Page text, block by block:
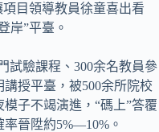
目領導教員徐童喜出看
岸”平臺。
試驗課程、300余名教員參
授平臺，被500余所院校
子不竭演進，“碼上”答覆
晉陞約5%—10%。